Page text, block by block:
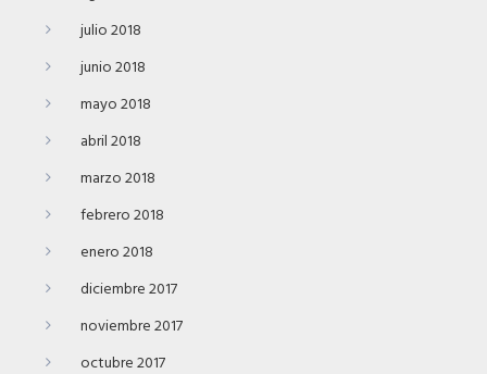
julio 2018
junio 2018
mayo 2018
abril 2018
marzo 2018
febrero 2018
enero 2018
diciembre 2017
noviembre 2017
octubre 2017